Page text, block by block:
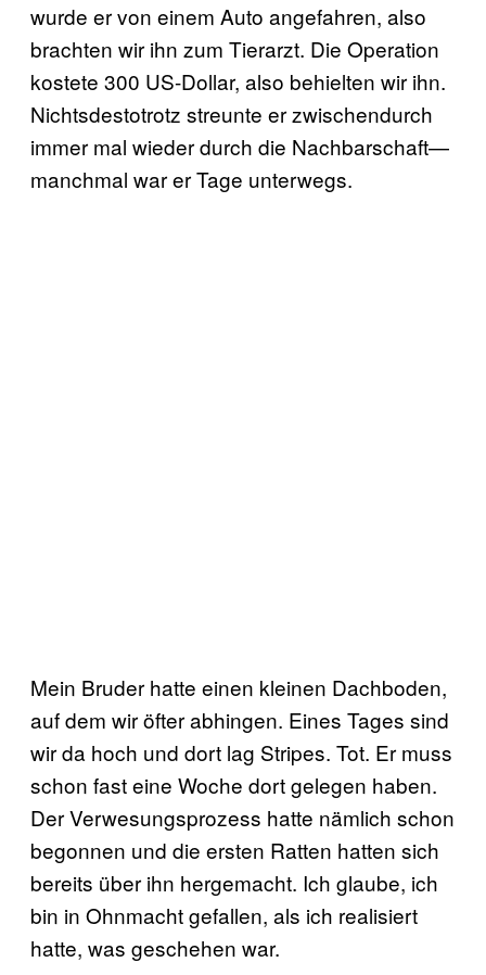
wurde er von einem Auto angefahren, also
brachten wir ihn zum Tierarzt. Die Operation
kostete 300 US-Dollar, also behielten wir ihn.
Nichtsdestotrotz streunte er zwischendurch
immer mal wieder durch die Nachbarschaft—
manchmal war er Tage unterwegs.
Mein Bruder hatte einen kleinen Dachboden,
auf dem wir öfter abhingen. Eines Tages sind
wir da hoch und dort lag Stripes. Tot. Er muss
schon fast eine Woche dort gelegen haben.
Der Verwesungsprozess hatte nämlich schon
begonnen und die ersten Ratten hatten sich
bereits über ihn hergemacht. Ich glaube, ich
bin in Ohnmacht gefallen, als ich realisiert
hatte, was geschehen war.